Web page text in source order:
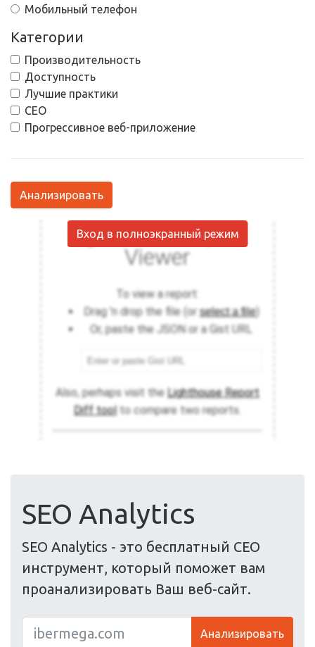
Мобильный телефон
Категории
Производительность
Доступность
Лучшие практики
СЕО
Прогрессивное веб-приложение
Анализировать
Вход в полноэкранный режим
SEO Analytics
SEO Analytics - это бесплатный СЕО
инструмент, который поможет вам
проанализировать Ваш веб-сайт.
Анализировать